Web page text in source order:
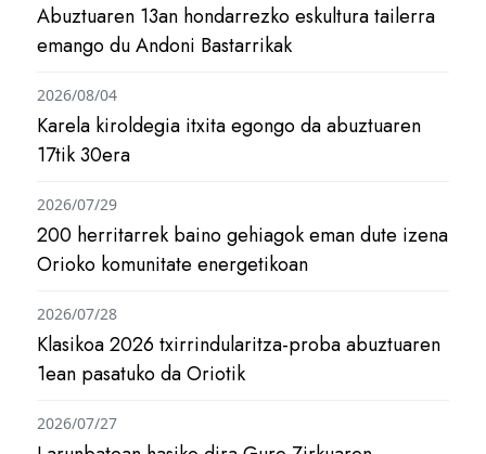
Abuztuaren 13an hondarrezko eskultura tailerra
emango du Andoni Bastarrikak
Karela kiroldegia itxita egongo da abuztuaren
17tik 30era
2026/08/04
200 herritarrek baino gehiagok eman dute izena
Orioko komunitate energetikoan
2026/07/29
Klasikoa 2026 txirrindularitza-proba abuztuaren
1ean pasatuko da Oriotik
2026/07/28
2026/07/27